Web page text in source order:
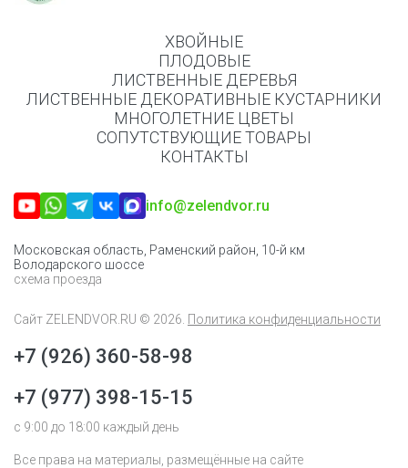
ХВОЙНЫЕ
ПЛОДОВЫЕ
ЛИСТВЕННЫЕ ДЕРЕВЬЯ
ЛИСТВЕННЫЕ ДЕКОРАТИВНЫЕ КУСТАРНИКИ
МНОГОЛЕТНИЕ ЦВЕТЫ
СОПУТСТВУЮЩИЕ ТОВАРЫ
КОНТАКТЫ
info@zelendvor.ru
Московская область, Раменский район, 10-й км
Володарского шоссе
схема проезда
Сайт ZELENDVOR.RU © 2026. Политика конфиденциальности
+7 (926) 360-58-98
+7 (977) 398-15-15
с 9:00 до 18:00 каждый день
Все права на материалы, размещённые на сайте